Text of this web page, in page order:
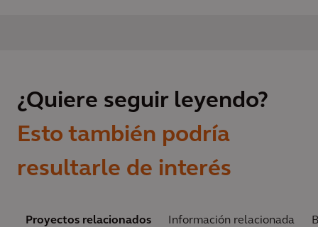
¿Quiere seguir leyendo?
Esto también podría
resultarle de interés
Proyectos relacionados Información relacionada